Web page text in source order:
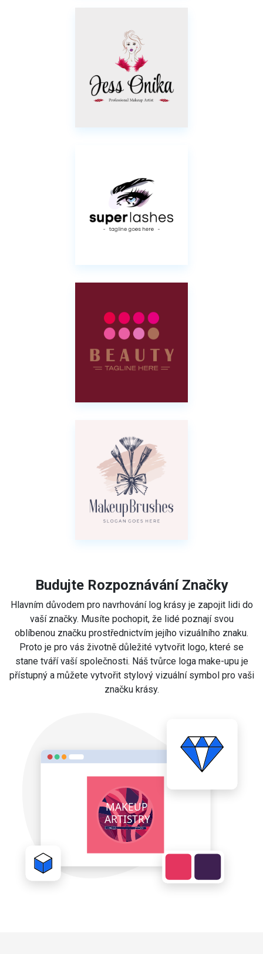
Budujte Rozpoznávání Značky
Hlavním důvodem pro navrhování log krásy je zapojit lidi do
vaší značky. Musíte pochopit, že lidé poznají svou
oblíbenou značku prostřednictvím jejího vizuálního znaku.
Proto je pro vás životně důležité vytvořit logo, které se
stane tváří vaší společnosti. Náš tvůrce loga make-upu je
přístupný a můžete vytvořit stylový vizuální symbol pro vaši
značku krásy.